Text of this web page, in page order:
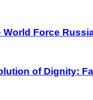
Force
of Dignity: